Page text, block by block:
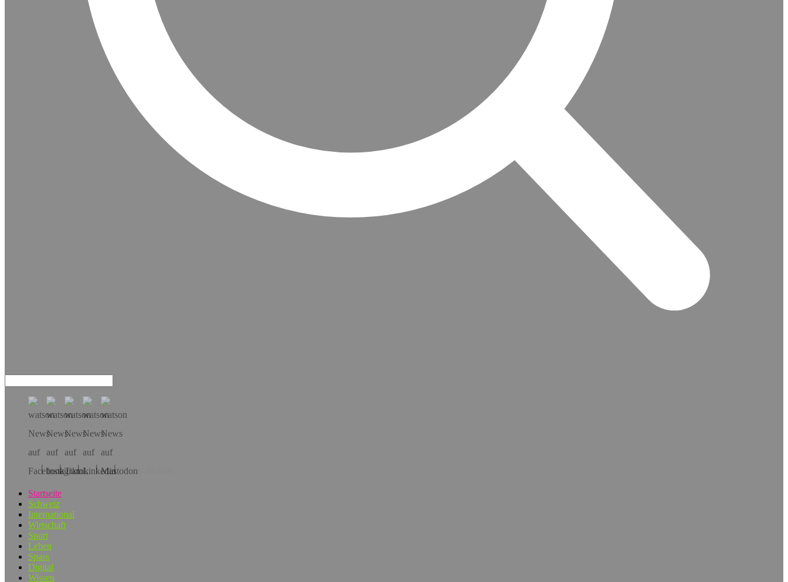
Hol dir die App!
Startseite
Schweiz
International
Wirtschaft
Sport
Leben
Spass
Digital
Wissen